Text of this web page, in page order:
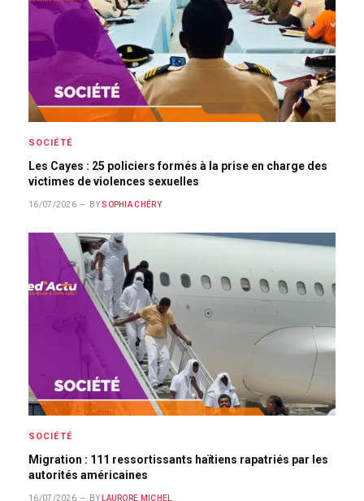
SOCIÉTÉ
Les Cayes : 25 policiers formés à la prise en charge des
victimes de violences sexuelles
16/07/2026 BY SOPHIA CHÉRY
SOCIÉTÉ
Migration : 111 ressortissants haïtiens rapatriés par les
autorités américaines
16/07/2026 BY LAURORE MICHEL